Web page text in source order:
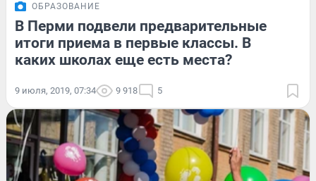
ОБРАЗОВАНИЕ
В Перми подвели предварительные
итоги приема в первые классы. В
каких школах еще есть места?
9 июля, 2019, 07:34 9 918 5